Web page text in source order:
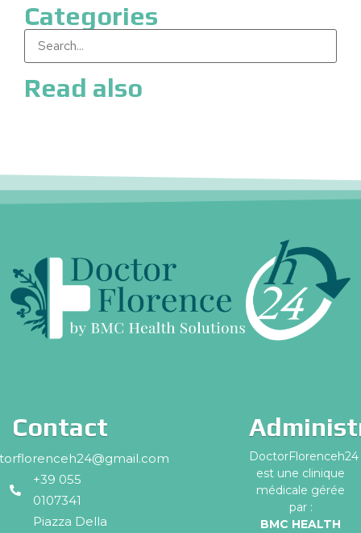
Categories
Read also
Contact
+39 055
0107341
Piazza Della
DoctorFlorenceh24
est une clinique
médicale gérée
par :
BMC HEALTH